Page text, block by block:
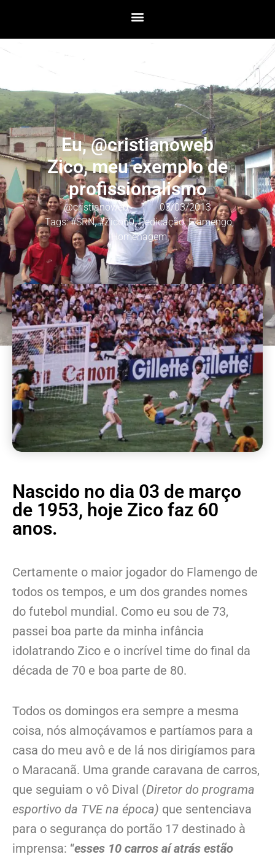
Eu, @cristianoweb
Zico, meu exemplo de
profissionalismo
@cristianoweb
03/03/2013
Tags:#SRN,#Zico60,Dedicação,Flamengo,
Homenagem
Nascido no dia 03 de março
de 1953, hoje Zico faz 60
anos.
Certamente o maior jogador do Flamengo de
todos os tempos, e um dos grandes nomes
do futebol mundial. Como eu sou de 73,
passei boa parte da minha infância
idolatrando Zico e o incrível time do final da
década de 70 e boa parte de 80.
Todos os domingos era sempre a mesma
coisa, nós almoçávamos e partíamos para a
casa do meu avô e de lá nos dirigíamos para
o Maracanã. Uma grande caravana de carros,
que seguiam o vô Dival (Diretor do programa
esportivo da TVE na época) que sentenciava
para o segurança do portão 17 destinado à
imprensa: “esses 10 carros aí atrás estão